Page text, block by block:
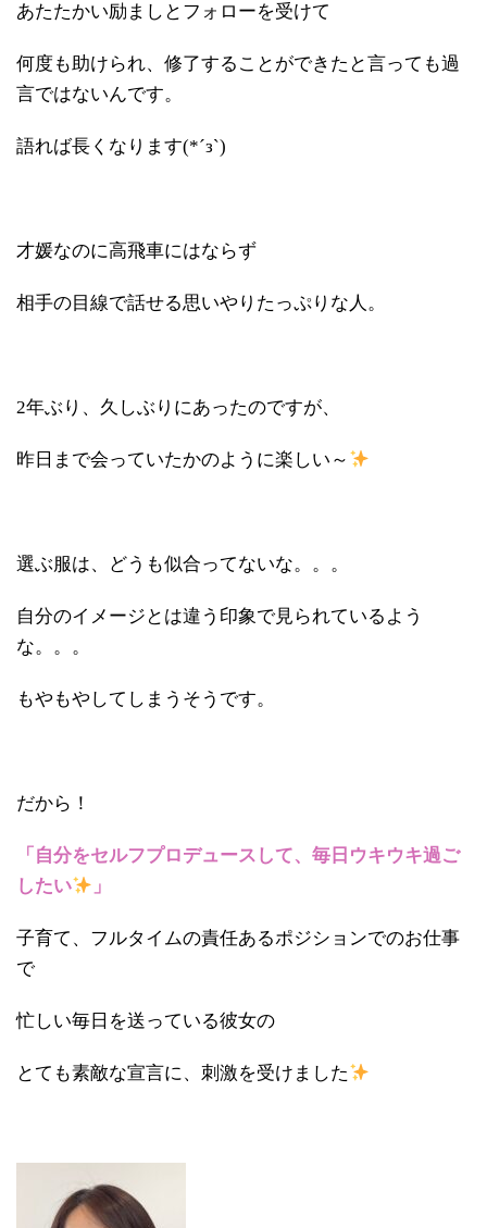
あたたかい励ましとフォローを受けて
何度も助けられ、修了することができたと言っても過
言ではないんです。
語れば長くなります(*´з`)
才媛なのに高飛車にはならず
相手の目線で話せる思いやりたっぷりな人。
2年ぶり、久しぶりにあったのですが、
昨日まで会っていたかのように楽しい～
選ぶ服は、どうも似合ってないな。。。
自分のイメージとは違う印象で見られているよう
な。。。
もやもやしてしまうそうです。
だから！
「自分をセルフプロデュースして、毎日ウキウキ過ご
したい
」
子育て、フルタイムの責任あるポジションでのお仕事
で
忙しい毎日を送っている彼女の
とても素敵な宣言に、刺激を受けました